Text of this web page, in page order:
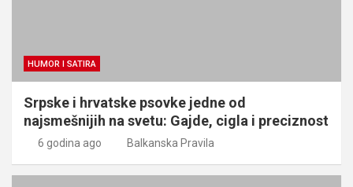
HUMOR I SATIRA
Srpske i hrvatske psovke jedne od
najsmešnijih na svetu: Gajde, cigla i preciznost
6 godina ago Balkanska Pravila